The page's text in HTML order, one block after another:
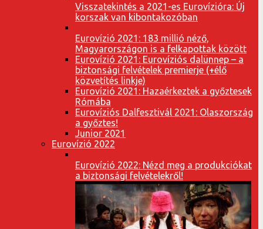
Visszatekintés a 2021-es Eurovízióra: Új
korszak van kibontakozóban
Eurovízió 2021: 183 millió néző,
Magyarországon is a felkapottak között
Eurovízió 2021: Eurovíziós dalünnep – a
biztonsági felvételek premierje (+élő
közvetítés linkje)
Eurovízió 2021: Hazaérkeztek a győztesek
Rómába
Eurovíziós Dalfesztivál 2021: Olaszország
a győztes!
Junior 2021
Eurovízió 2022
Eurovízió 2022: Nézd meg a produkciókat
a biztonsági felvételekről!